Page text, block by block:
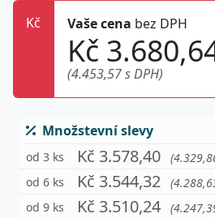
Kč
Vaše cena bez DPH
Kč
(4.453,57 s DPH)
Množstevní slevy
od 3 ks Kč 3.578,40
od 6 ks Kč 3.544,32
od 9 ks Kč 3.510,24